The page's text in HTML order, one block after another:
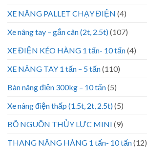
XE NÂNG PALLET CHẠY ĐIỆN (4)
Xe nâng tay – gắn cân (2t, 2.5t)(107)
XE ĐIỆN KÉO HÀNG 1 tấn- 10 tấn(4)
XE NÂNG TAY 1 tấn – 5 tấn(110)
Bàn nâng điện 300kg – 10 tấn(5)
Xe nâng điện thấp (1.5t, 2t, 2.5t)(5)
BỘ NGUỒN THỦY LỰC MINI (9)
THANG NÂNG HÀNG 1 tấn- 10 tấn(12)